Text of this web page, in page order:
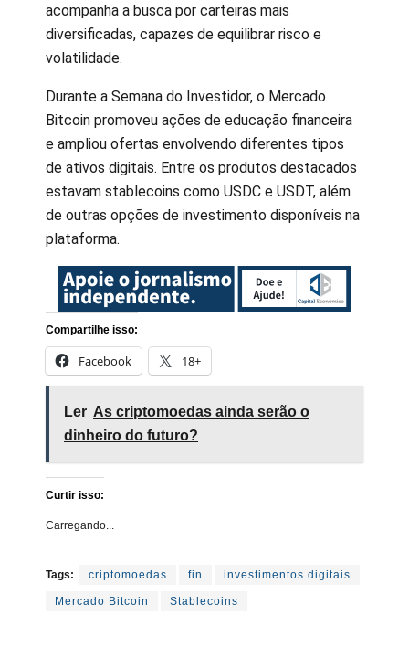
acompanha a busca por carteiras mais
diversificadas, capazes de equilibrar risco e
volatilidade.
Durante a Semana do Investidor, o Mercado
Bitcoin promoveu ações de educação financeira
e ampliou ofertas envolvendo diferentes tipos
de ativos digitais. Entre os produtos destacados
estavam stablecoins como USDC e USDT, além
de outras opções de investimento disponíveis na
plataforma.
Compartilhe isso:
Facebook 18+
Ler As criptomoedas ainda serão o
dinheiro do futuro?
Curtir isso:
Carregando...
Tags: criptomoedas fin investimentos digitais
Mercado Bitcoin Stablecoins